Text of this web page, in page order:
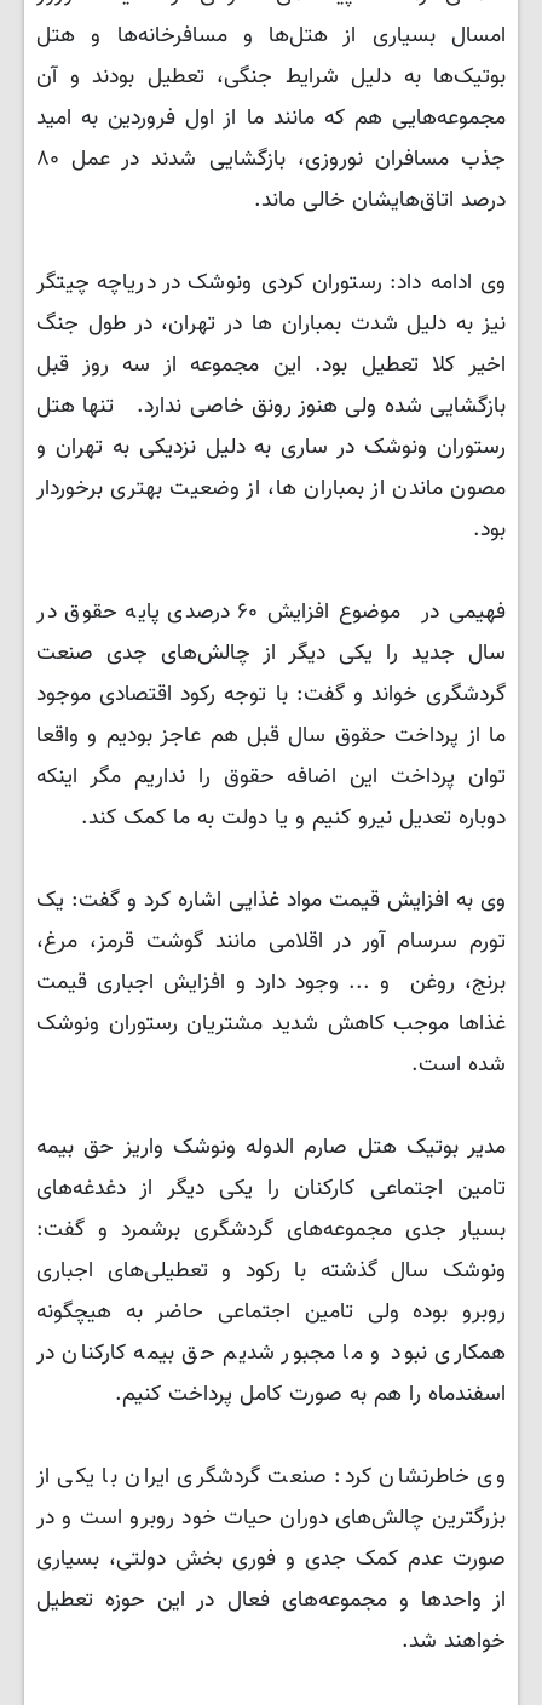
امسال بسیاری از هتل‌ها و مسافرخانه‌ها و هتل
بوتیک‌ها به دلیل شرایط جنگی، تعطیل بودند و آن
مجموعه‌هایی هم که مانند ما از اول فروردین به امید
جذب مسافران نوروزی، بازگشایی شدند در عمل ۸۰
درصد اتاق‌هایشان خالی ماند.
وی ادامه داد: رستوران کردی ونوشک در دریاچه چیتگر
نیز به دلیل شدت بمباران ها در تهران، در طول جنگ
اخیر کلا تعطیل بود. این مجموعه از سه روز قبل
بازگشایی شده ولی هنوز رونق خاصی ندارد. تنها هتل
رستوران ونوشک در ساری به دلیل نزدیکی به تهران و
مصون ماندن از بمباران ها، از وضعیت بهتری برخوردار
بود. ‌
فهیمی در موضوع افزایش ۶۰ درصدی پایه حقوق در
سال جدید را یکی دیگر از چالش‌های جدی صنعت
گردشگری خواند و گفت: با توجه رکود اقتصادی موجود
ما از پرداخت حقوق سال قبل هم عاجز بودیم و واقعا
توان پرداخت این اضافه حقوق را نداریم مگر اینکه
دوباره تعدیل نیرو کنیم و یا دولت به ما کمک کند.
وی به افزایش قیمت مواد غذایی اشاره کرد و گفت: یک
تورم سرسام آور در اقلامی مانند گوشت قرمز، مرغ،
برنج، روغن و ... وجود دارد و افزایش اجباری قیمت
غذاها موجب کاهش شدید مشتریان رستوران ونوشک
شده است.
مدیر بوتیک هتل صارم الدوله ونوشک واریز حق بیمه
تامین اجتماعی کارکنان را یکی دیگر از دغدغه‌های
بسیار جدی مجموعه‌های گردشگری برشمرد و گفت:
ونوشک سال گذشته با رکود و تعطیلی‌های اجباری
روبرو بوده ولی تامین اجتماعی حاضر به هیچگونه
همکاری نبود و ما مجبور شدیم حق بیمه کارکنان در
اسفندماه را هم به صورت کامل پرداخت کنیم.
وی خاطرنشان کرد: صنعت گردشگری ایران با یکی از
بزرگترین چالش‌های دوران حیات خود روبرو است و در
صورت عدم کمک جدی و فوری بخش دولتی، بسیاری
از واحدها و مجموعه‌های فعال در این حوزه تعطیل
خواهند شد.